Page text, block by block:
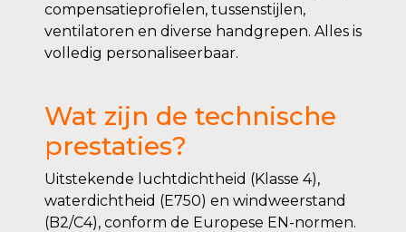
compensatieprofielen, tussenstijlen,
ventilatoren en diverse handgrepen. Alles is
volledig personaliseerbaar.
Wat zijn de technische
prestaties?
Uitstekende luchtdichtheid (Klasse 4),
waterdichtheid (E750) en windweerstand
(B2/C4), conform de Europese EN-normen.